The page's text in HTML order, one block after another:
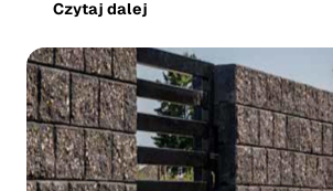
Czytaj dalej